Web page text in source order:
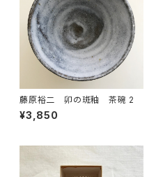
藤原裕二 卯の斑釉 茶碗 2
¥3,850